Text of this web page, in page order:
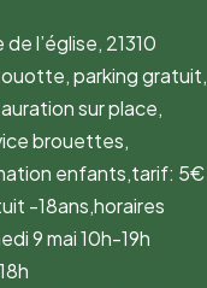
de l’église, 21310
parking gratuit,
sur place,
brouettes,
enfants,tarif: 5€
-18ans,horaires
9 mai 10h-19h